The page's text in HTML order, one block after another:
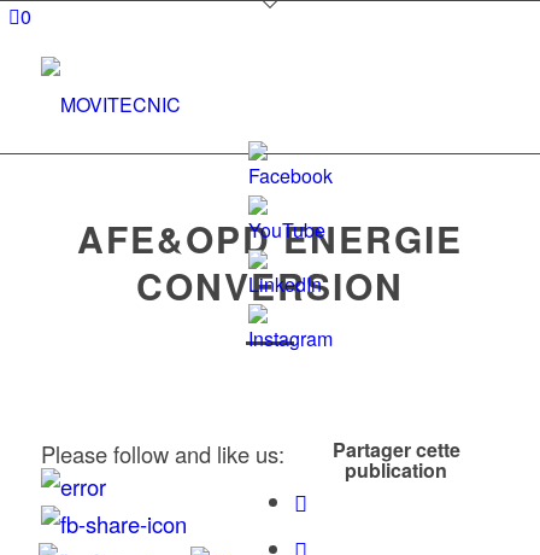
0
AFE&OPD ENERGIE
CONVERSION
Please follow and like us: Partager cette
publication
Set
Youtube